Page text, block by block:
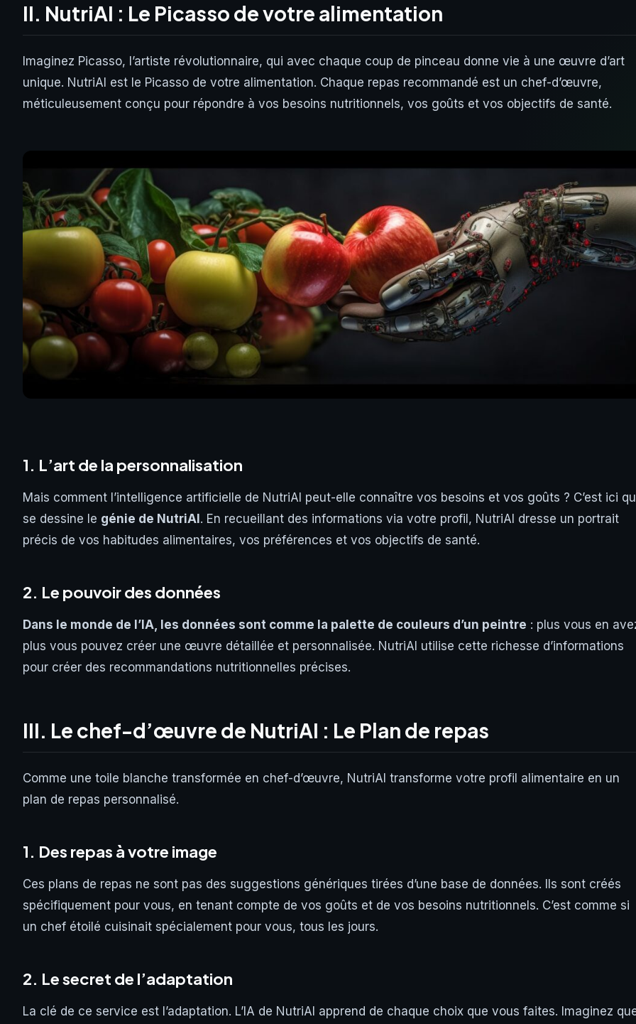
II. NutriAI : Le Picasso de votre alimentation
Imaginez Picasso, l’artiste révolutionnaire, qui avec chaque coup de pinceau donne vie à une œuvre d’art
unique. NutriAI est le Picasso de votre alimentation. Chaque repas recommandé est un chef-d’œuvre,
méticuleusement conçu pour répondre à vos besoins nutritionnels, vos goûts et vos objectifs de santé.
1. L’art de la personnalisation
Mais comment l’intelligence artificielle de NutriAI peut-elle connaître vos besoins et vos goûts ? C’est ici
se dessine le génie de NutriAI. En recueillant des informations via votre profil, NutriAI dresse un portrait
précis de vos habitudes alimentaires, vos préférences et vos objectifs de santé.
2. Le pouvoir des données
Dans le monde de l’IA, les données sont comme la palette de couleurs d’un peintre : plus vous en
plus vous pouvez créer une œuvre détaillée et personnalisée. NutriAI utilise cette richesse d’informations
pour créer des recommandations nutritionnelles précises.
III. Le chef-d’œuvre de NutriAI : Le Plan de repas
Comme une toile blanche transformée en chef-d’œuvre, NutriAI transforme votre profil alimentaire en un
plan de repas personnalisé.
1. Des repas à votre image
Ces plans de repas ne sont pas des suggestions génériques tirées d’une base de données. Ils sont créés
spécifiquement pour vous, en tenant compte de vos goûts et de vos besoins nutritionnels. C’est comme si
un chef étoilé cuisinait spécialement pour vous, tous les jours.
2. Le secret de l’adaptation
La clé de ce service est l’adaptation. L’IA de NutriAI apprend de chaque choix que vous faites. Imaginez